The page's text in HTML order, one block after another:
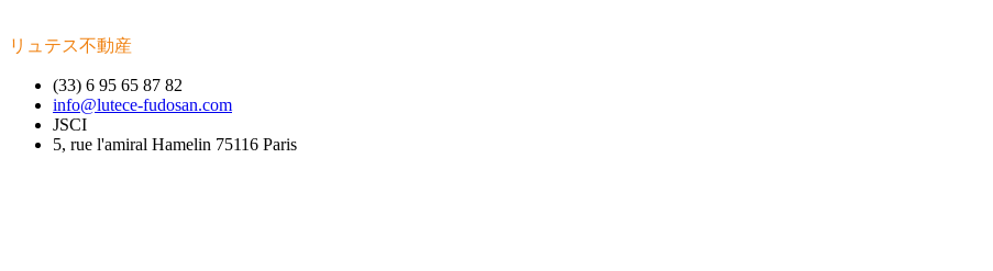
リュテス不動産
(33) 6 95 65 87 82
info@lutece-fudosan.com
JSCI
5, rue l'amiral Hamelin 75116 Paris